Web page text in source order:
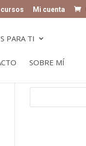
Mi cuenta
PARA TI
SOBRE MÍ